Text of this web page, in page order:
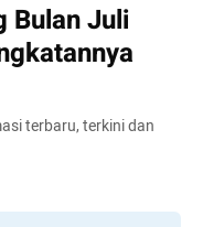
Bulan Juli
terbaru, terkini dan